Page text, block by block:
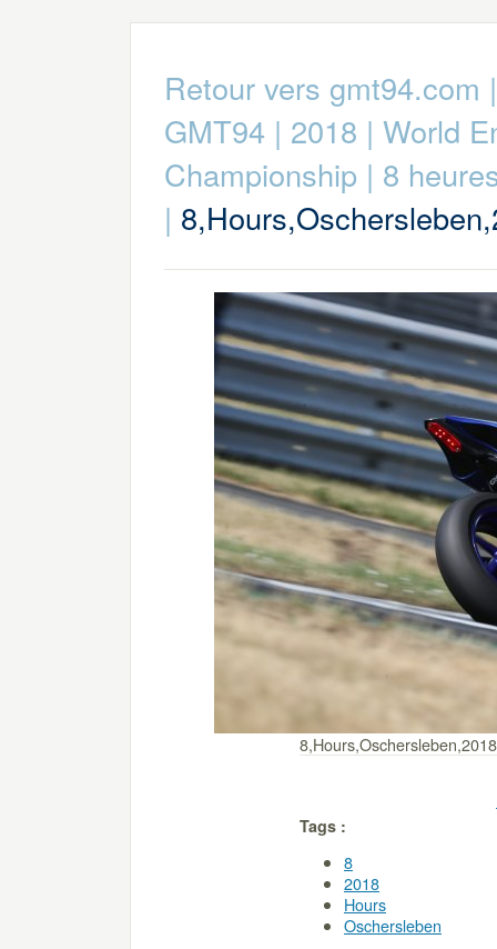
Retour vers gmt94.com
GMT94 | 2018 | World
Championship | 8
|
Tags :
8
2018
Hours
Oschersleben